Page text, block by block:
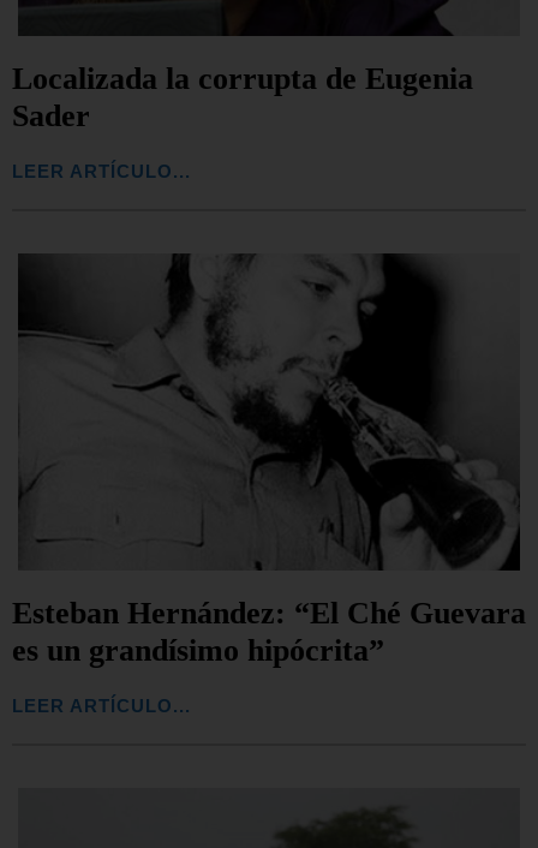
Localizada la corrupta de Eugenia
Sader
LEER ARTÍCULO...
Esteban Hernández: “El Ché Guevara
es un grandísimo hipócrita”
LEER ARTÍCULO...